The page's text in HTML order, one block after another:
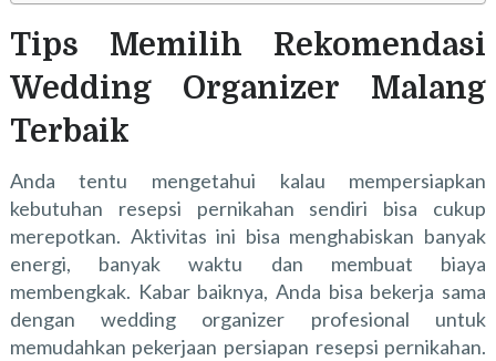
Tips Memilih Rekomendasi
Wedding Organizer Malang
Terbaik
Anda tentu mengetahui kalau mempersiapkan
kebutuhan resepsi pernikahan sendiri bisa cukup
merepotkan. Aktivitas ini bisa menghabiskan banyak
energi, banyak waktu dan membuat biaya
membengkak. Kabar baiknya, Anda bisa bekerja sama
dengan wedding organizer profesional untuk
memudahkan pekerjaan persiapan resepsi pernikahan.